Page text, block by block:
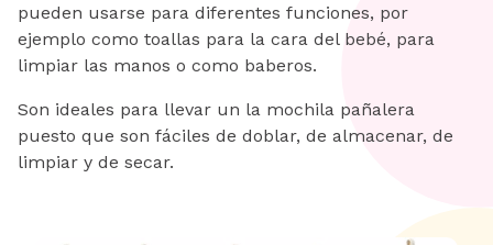
pueden usarse para diferentes funciones, por
ejemplo como toallas para la cara del bebé, para
limpiar las manos o como baberos.
Son ideales para llevar un la mochila pañalera
puesto que son fáciles de doblar, de almacenar, de
limpiar y de secar.